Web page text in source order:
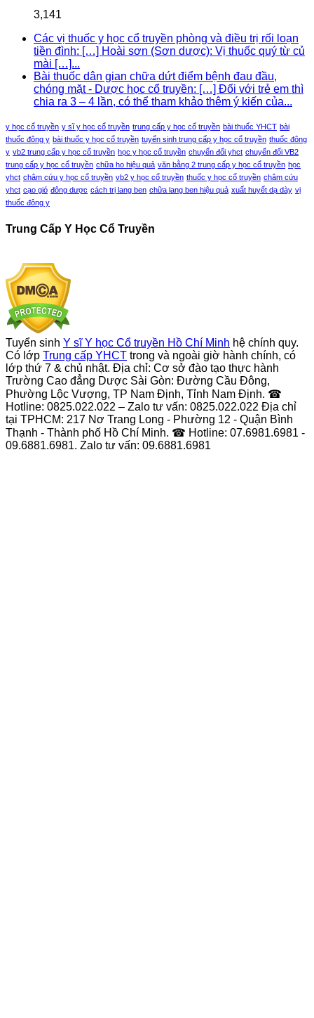
3,141
Các vị thuốc y học cổ truyền phòng và điều trị rối loạn
tiền đình: […] Hoài sơn (Sơn dược): Vị thuốc quý từ củ
mài […]...
Bài thuốc dân gian chữa dứt điểm bệnh đau đầu,
chóng mặt - Dược học cổ truyền: […] Đối với trẻ em thì
chia ra 3 – 4 lần, có thể tham khảo thêm ý kiến của...
y học cổ truyền y sĩ y học cổ truyền trung cấp y học cổ truyền bài thuốc YHCT bài
thuốc đông y bài thuốc y học cổ truyền tuyển sinh trung cấp y học cổ truyền thuốc đông
y vb2 trung cấp y học cổ truyền học y học cổ truyền chuyển đổi yhct chuyển đổi VB2
trung cấp y học cổ truyền chữa ho hiệu quả văn bằng 2 trung cấp y học cổ truyền học
yhct châm cứu y học cổ truyền vb2 y học cổ truyền thuốc y học cổ truyền châm cứu
yhct cạo gió đông dược cách trị lang ben chữa lang ben hiệu quả xuất huyết dạ dày vị
thuốc đông y
Trung Cấp Y Học Cổ Truyền
Tuyển sinh Y sĩ Y học Cổ truyền Hồ Chí Minh hệ chính quy.
Có lớp Trung cấp YHCT trong và ngoài giờ hành chính, có
lớp thứ 7 & chủ nhật. Địa chỉ: Cơ sở đào tạo thực hành
Trường Cao đẳng Dược Sài Gòn: Đường Cầu Đông,
Phường Lộc Vượng, TP Nam Định, Tỉnh Nam Định. ☎
Hotline: 0825.022.022 – Zalo tư vấn: 0825.022.022 Địa chỉ
tại TPHCM: 217 Nơ Trang Long - Phường 12 - Quận Bình
Thạnh - Thành phố Hồ Chí Minh. ☎ Hotline: 07.6981.6981 -
09.6881.6981. Zalo tư vấn: 09.6881.6981